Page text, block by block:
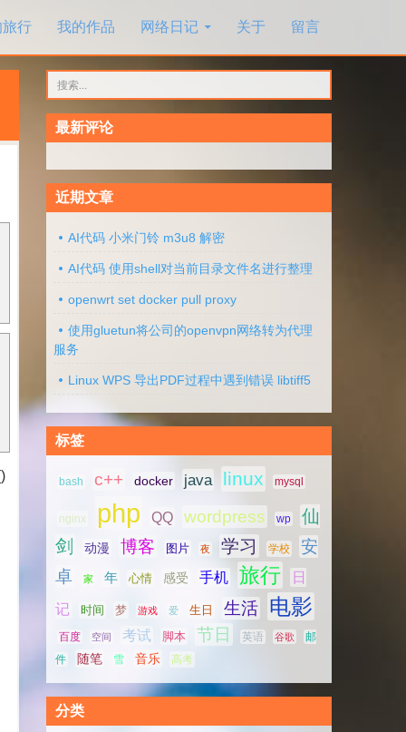
行 我的作品 网络日记 关于 留言
索：
最新评论
近期文章
AI代码 小米门铃 m3u8 解密
AI代码 使用shell对当前目录文件名进行整理
openwrt set docker pull proxy
使用gluetun将公司的openvpn网络转为代理
服务
Linux WPS 导出PDF过程中遇到错误 libtiff5
标签
bash c++ docker java linux mysql
nginx php QQ wordpress wp
仙
剑
动漫 博客 图片 夜 学习 学校
安
卓
家 年 心情 感受 手机 旅行 日
记 时间 梦 游戏 爱 生日 生活 电影
百度 空间 考试 脚本 节日 英语 谷歌 邮
件 随笔 雪 音乐 高考
分类